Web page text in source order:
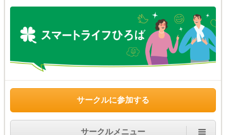
サークルに参加する
サークルメニュー